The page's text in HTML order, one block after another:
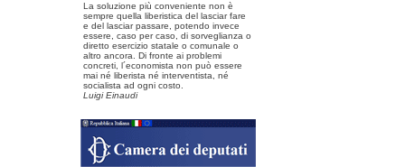
La soluzione più conveniente non è
sempre quella liberistica del lasciar fare
e del lasciar passare, potendo invece
essere, caso per caso, di sorveglianza o
diretto esercizio statale o comunale o
altro ancora. Di fronte ai problemi
concreti, l´economista non può essere
mai né liberista né interventista, né
socialista ad ogni costo.
Luigi Einaudi